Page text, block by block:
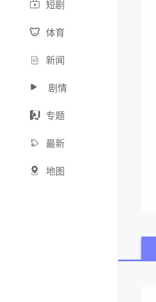
短剧
体育
新闻
剧情
专题
最新
地图